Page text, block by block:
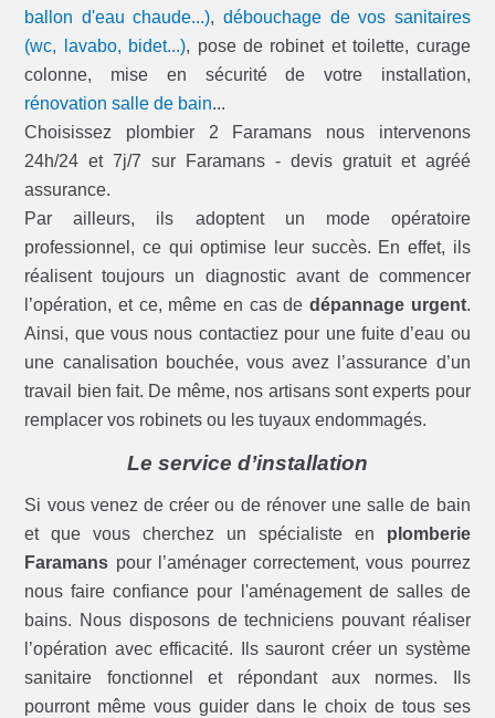
ballon d'eau chaude...), débouchage de vos sanitaires
(wc, lavabo, bidet...), pose de robinet et toilette, curage
colonne, mise en sécurité de votre installation,
rénovation salle de bain...
Choisissez plombier 2 Faramans nous intervenons
24h/24 et 7j/7 sur Faramans - devis gratuit et agréé
assurance.
Par ailleurs, ils adoptent un mode opératoire
professionnel, ce qui optimise leur succès. En effet, ils
réalisent toujours un diagnostic avant de commencer
l’opération, et ce, même en cas de dépannage urgent.
Ainsi, que vous nous contactiez pour une fuite d’eau ou
une canalisation bouchée, vous avez l’assurance d’un
travail bien fait. De même, nos artisans sont experts pour
remplacer vos robinets ou les tuyaux endommagés.
Le service d’installation
Si vous venez de créer ou de rénover une salle de bain
et que vous cherchez un spécialiste en plomberie
Faramans pour l’aménager correctement, vous pourrez
nous faire confiance pour l'aménagement de salles de
bains. Nous disposons de techniciens pouvant réaliser
l’opération avec efficacité. Ils sauront créer un système
sanitaire fonctionnel et répondant aux normes. Ils
pourront même vous guider dans le choix de tous ses